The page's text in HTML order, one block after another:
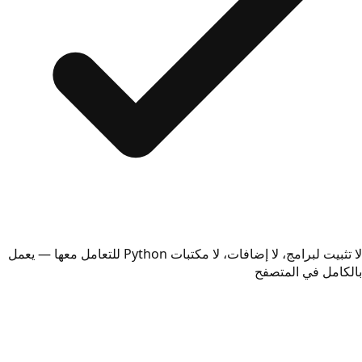
لا تثبيت لبرامج، لا إضافات، لا مكتبات Python للتعامل معها — يعمل
بالكامل في المتصفح